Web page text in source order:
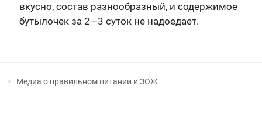
вкусно, состав разнообразный, и содержимое
бутылочек за 2—3 суток не надоедает.
Медиа о правильном питании и ЗОЖ